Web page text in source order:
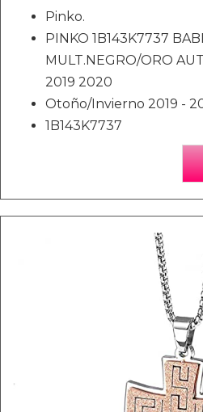
Pinko.
PINKO 1B143K7737
MULT.NEGRO/ORO
2019 2020
Otoño/Invierno 2019 -
1B143K7737